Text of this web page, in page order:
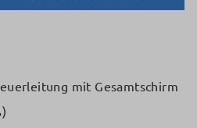
mit Gesamtschirm